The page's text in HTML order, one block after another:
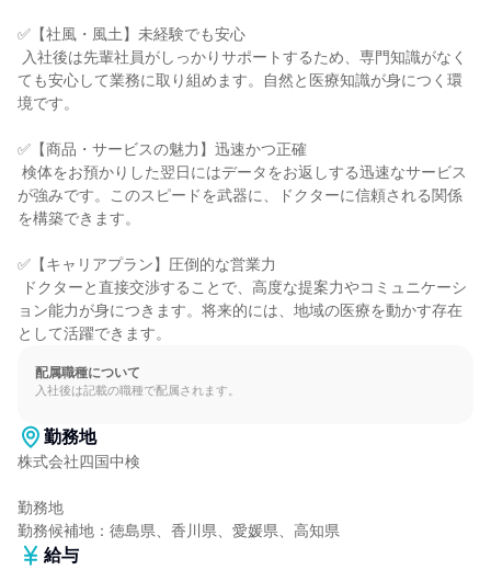
✅【社風・風土】未経験でも安心
ても安心して業務に取り組めます。自然と医療知識が身につく環
境です。
✅【商品・サービスの魅力】迅速かつ正確
が強みです。このスピードを武器に、ドクターに信頼される関係
を構築できます。
✅【キャリアプラン】圧倒的な営業力
ョン能力が身につきます。将来的には、地域の医療を動かす存在
として活躍できます。
配属職種について
入社後は記載の職種で配属されます。
勤務地
株式会社四国中検
勤務地
勤務候補地：徳島県、香川県、愛媛県、高知県
給与